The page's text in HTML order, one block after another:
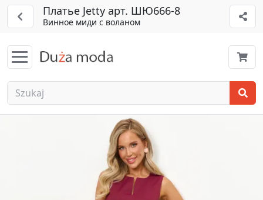
Платье Jetty арт. ШЮ666-8
Винное миди с воланом